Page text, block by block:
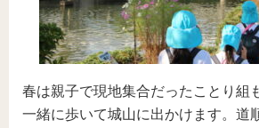
春は親子で現地集合だったことり組
一緒に歩いて城山に出かけます。道